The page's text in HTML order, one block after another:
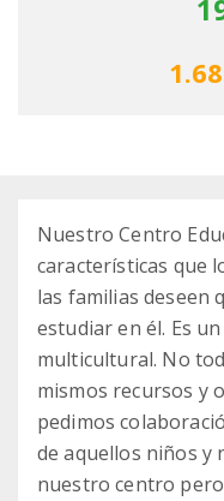
Nuestro Centro
características que
las familias deseen
estudiar en él. Es
multicultural. No
mismos recursos y
pedimos
de aquellos niños y
nuestro centro